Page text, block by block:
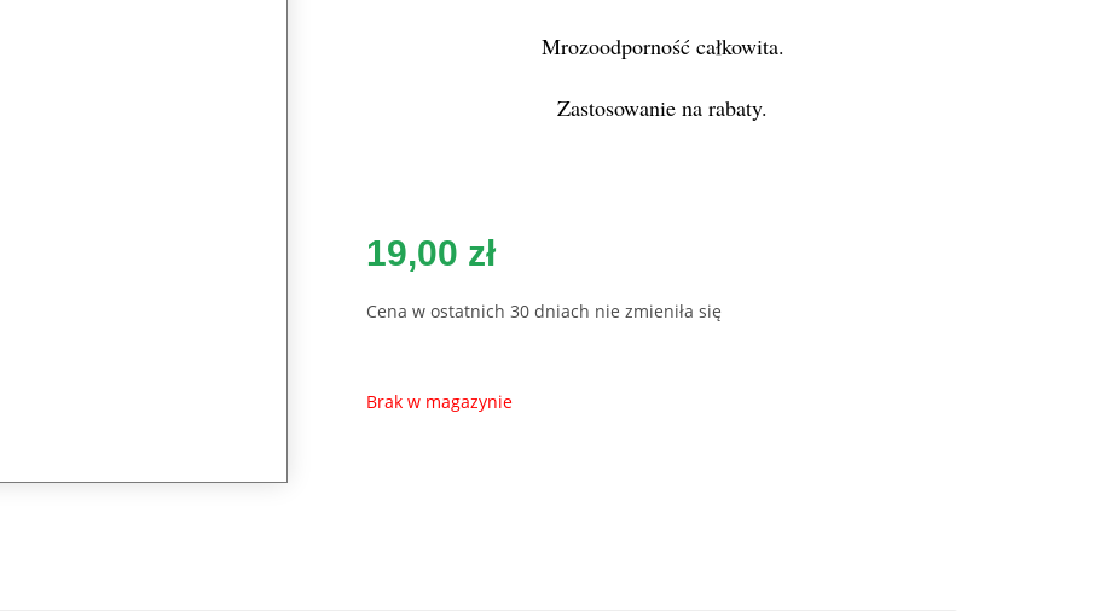
Mrozoodporność całkowita.
Zastosowanie na rabaty.
19,00 zł
Cena w ostatnich 30 dniach nie zmieniła się
Brak w magazynie